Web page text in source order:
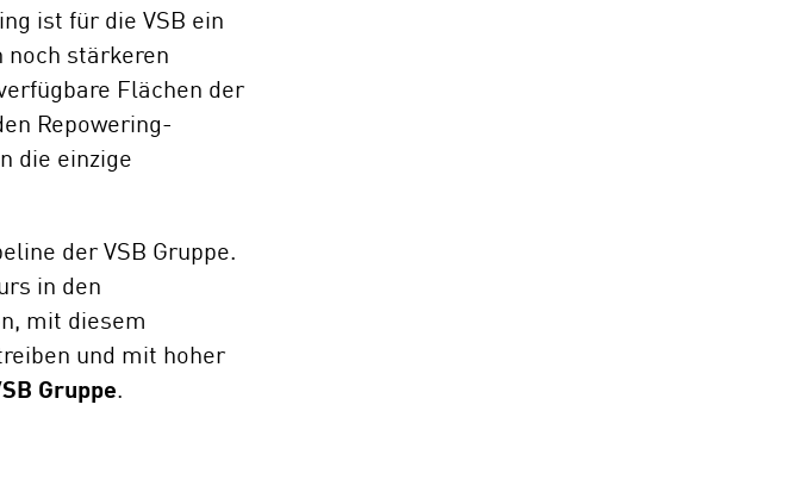
ist für die VSB ein
noch stärkeren
Flächen der
Repowering-
die einzige
der VSB Gruppe.
in den
mit diesem
und mit hoher
Gruppe.